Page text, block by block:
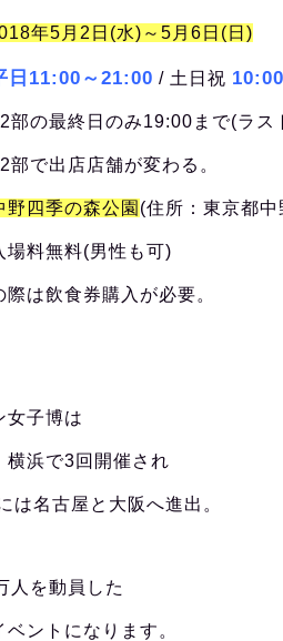
年5月2日(水)～5月6日(日)
日11:00～21:00 / 土日祝
部の最終日のみ19:00まで(ラス
で出店店舗が変わる。
野四季の森公園 (住所：東京都
場料無料(男性も可)
は飲食券購入が必要。
女子博は
横浜で3回開催され
は名古屋と大阪へ進出。
人を動員した
ベントになります。